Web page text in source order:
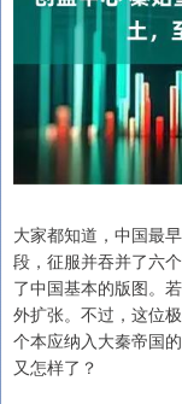
大家都知道，中国最
段，征服并吞并了六
了中国基本的版图。
外扩张。不过，这位
个本应纳入大秦帝国
又怎样了？